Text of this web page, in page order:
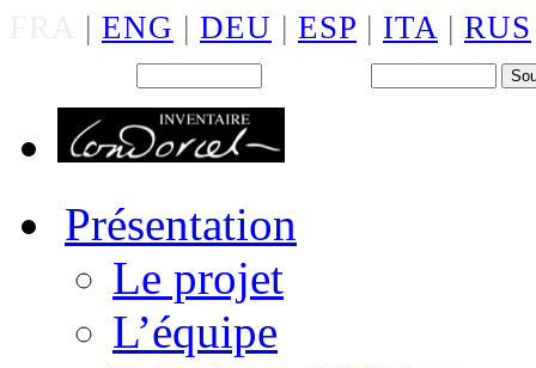
| ENG | DEU | ESP | ITA | RUS
Présentation
Le projet
L’équipe